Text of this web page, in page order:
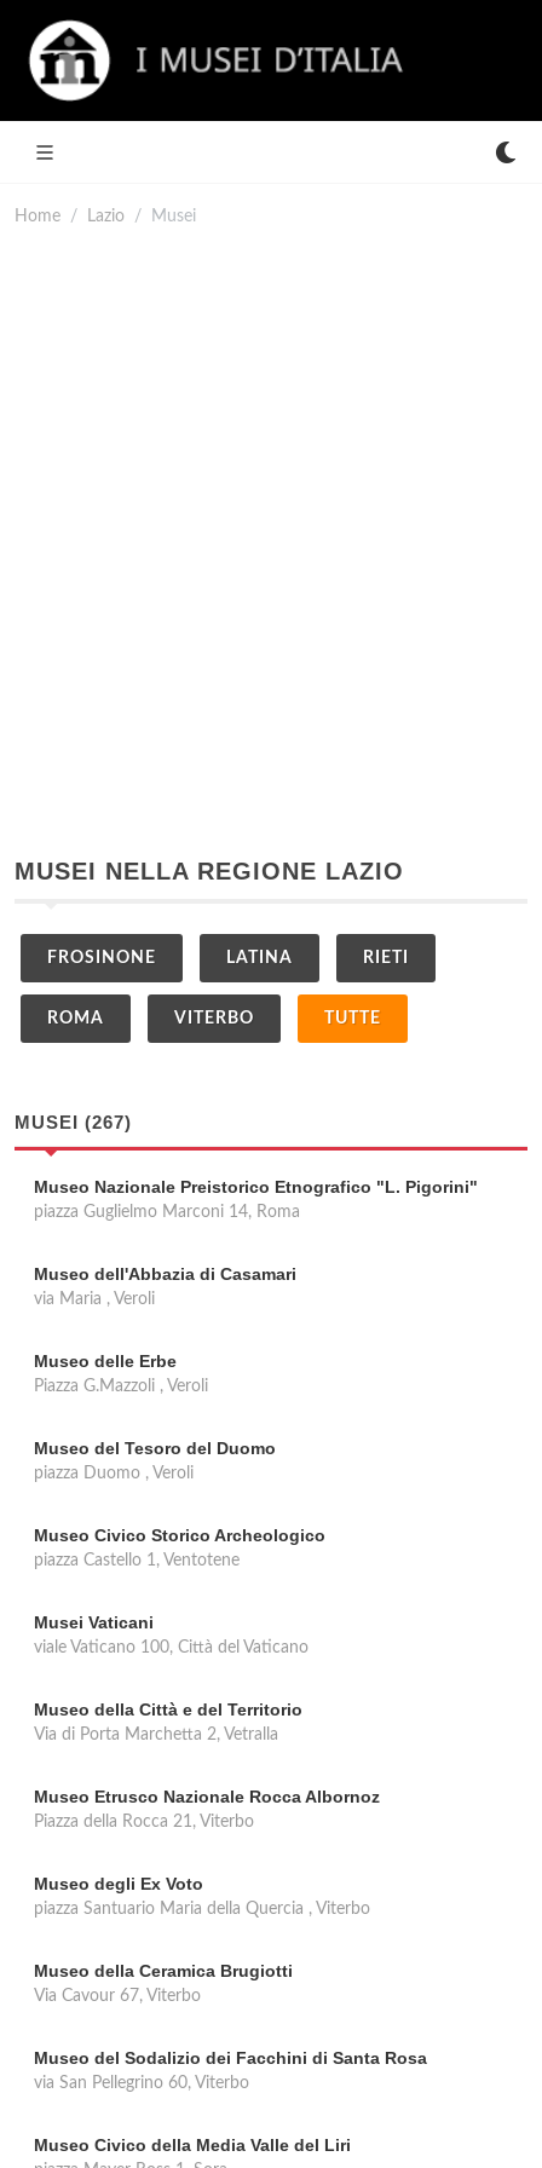
Home Lazio Musei
MUSEI NELLA REGIONE LAZIO
FROSINONE LATINA RIETI
ROMA VITERBO TUTTE
MUSEI (267)
Museo Nazionale Preistorico Etnografico "L. Pigorini"
piazza Guglielmo Marconi 14, Roma
Museo dell'Abbazia di Casamari
via Maria , Veroli
Museo delle Erbe
Piazza G.Mazzoli , Veroli
Museo del Tesoro del Duomo
piazza Duomo , Veroli
Museo Civico Storico Archeologico
piazza Castello 1, Ventotene
Musei Vaticani
viale Vaticano 100, Città del Vaticano
Museo della Città e del Territorio
Via di Porta Marchetta 2, Vetralla
Museo Etrusco Nazionale Rocca Albornoz
Piazza della Rocca 21, Viterbo
Museo degli Ex Voto
piazza Santuario Maria della Quercia , Viterbo
Museo della Ceramica Brugiotti
Via Cavour 67, Viterbo
Museo del Sodalizio dei Facchini di Santa Rosa
via San Pellegrino 60, Viterbo
Museo Civico della Media Valle del Liri